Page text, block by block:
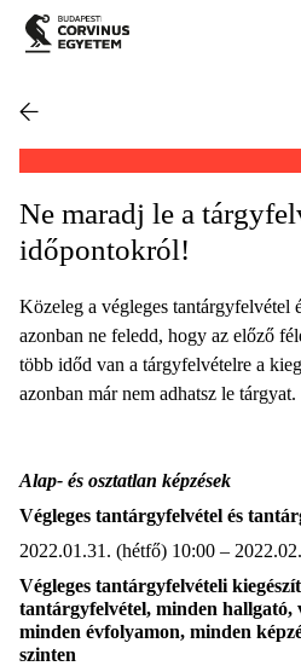
Ne maradj le a
időpontokról!
Közeleg a végleges tantárgyfelvétel
azonban ne feledd, hogy az előző
több időd van a tárgyfelvételre a
azonban már nem adhatsz le tárgyat.
Alap- és osztatlan képzések
Végleges tantárgyfelvétel és
2022.01.31. (hétfő) 10:00 –
Végleges tantárgyfelvételi
tantárgyfelvétel, minden hallgató,
minden évfolyamon, minden
szinten